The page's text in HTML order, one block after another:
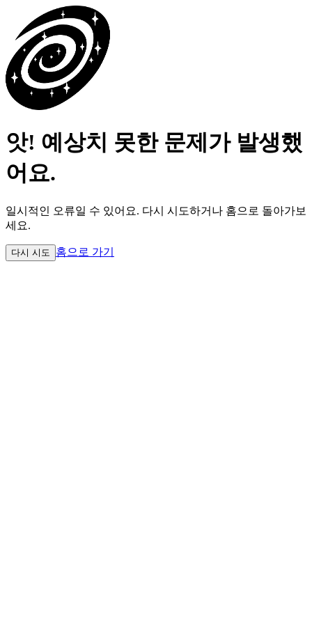
앗! 예상치 못한 문제가 발생했
어요.
일시적인 오류일 수 있어요. 다시 시도하거나 홈으로 돌아가보
세요.
다시 시도 홈으로 가기